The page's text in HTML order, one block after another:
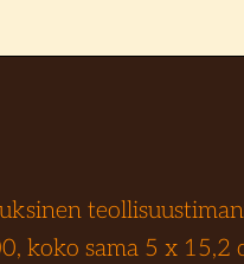
koko sama 5 x 15,2